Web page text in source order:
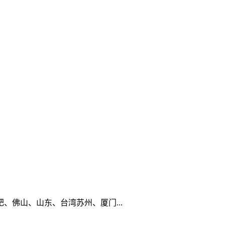
佛山、山东、台湾苏州、厦门...